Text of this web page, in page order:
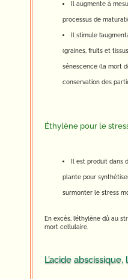
Il augmente à
processus de
Il stimule
(graines, fruits et
sénescence (la mort
conservation des
Éthylène pour le
Il est produit dans
plante pour
surmonter le stress
En excès, l’éthylène dû au
mort cellulaire.
L’acide